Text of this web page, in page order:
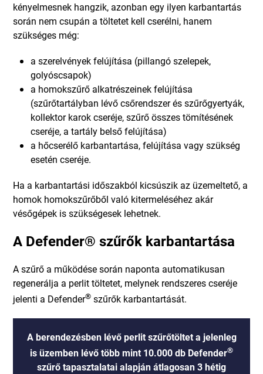
kényelmesnek hangzik, azonban egy ilyen karbantartás
során nem csupán a töltetet kell cserélni, hanem
szükséges még:
a szerelvények felújítása (pillangó szelepek,
golyóscsapok)
a homokszűrő alkatrészeinek felújítása
(szűrőtartályban lévő csőrendszer és szűrőgyertyák,
kollektor karok cseréje, szűrő összes tömítésének
cseréje, a tartály belső felújítása)
a hőcserélő karbantartása, felújítása vagy szükség
esetén cseréje.
Ha a karbantartási időszakból kicsúszik az üzemeltető, a
homok homokszűrőből való kitermeléséhez akár
vésőgépek is szükségesek lehetnek.
A Defender® szűrők karbantartása
A szűrő a működése során naponta automatikusan
regenerálja a perlit töltetet, melynek rendszeres cseréje
jelenti a Defender® szűrők karbantartását.
A berendezésben lévő perlit szűrőtöltet a jelenleg
is üzemben lévő több mint 10.000 db Defender®
szűrő tapasztalatai alapján átlagosan 3 hétig